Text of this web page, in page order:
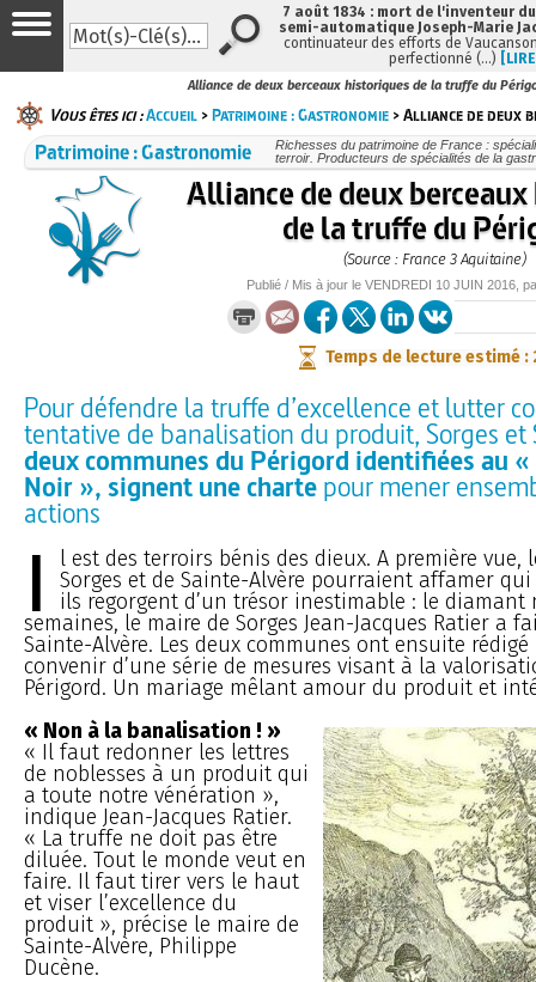
Alliance de deux berceaux historiques de la truffe du
Vous êtes ici :Accueil >Patrimoine : Gastronomie > Alliance de deux
Patrimoine : Gastronomie
Richesses du patrimoine de France :
terroir. Producteurs de spécialités de la
Alliance de deux
de la truffe du
(Source : France 3 Aquitaine)
Publié / Mis à jour le VENDREDI 10 JUIN 2016,
Temps de lecture estimé :
Pour défendre la truffe d’excellence et lutter
tentative de banalisation du produit, Sorges
deux communes du Périgord identifiées au
Noir », signent une chartepour mener
actions
I
l est des terroirs bénis des dieux. A première vue,
Sorges et de Sainte-Alvère pourraient affamer
ils regorgent d’un trésor inestimable : le diamant
semaines, le maire de Sorges Jean-Jacques Ratier a
Sainte-Alvère. Les deux communes ont ensuite
convenir d’une série de mesures visant à la
Périgord. Un mariage mêlant amour du produit et
« Non à la banalisation ! »
« Il faut redonner les lettres
de noblesses à un produit qui
a toute notre vénération »,
indique Jean-Jacques Ratier.
« La truffe ne doit pas être
diluée. Tout le monde veut en
faire. Il faut tirer vers le haut
et viser l’excellence du
produit », précise le maire de
Sainte-Alvère, Philippe
Ducène.
7 août 1834 : mort de l'inventeur
semi-automatique Joseph-Marie
continuateur des efforts de
perfectionné (…)